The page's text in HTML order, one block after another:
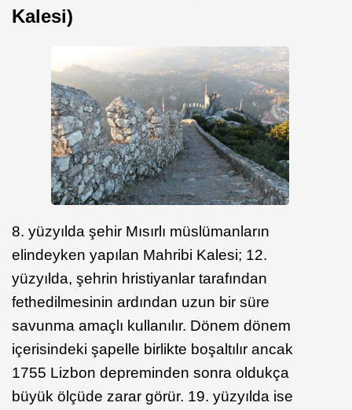
Kalesi)
8. yüzyılda şehir Mısırlı müslümanların
elindeyken yapılan Mahribi Kalesi; 12.
yüzyılda, şehrin hristiyanlar tarafından
fethedilmesinin ardından uzun bir süre
savunma amaçlı kullanılır. Dönem dönem
içerisindeki şapelle birlikte boşaltılır ancak
1755 Lizbon depreminden sonra oldukça
büyük ölçüde zarar görür. 19. yüzyılda ise